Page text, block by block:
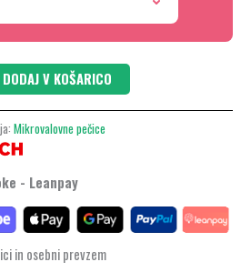
DODAJ V KOŠARICO
Mikrovalovne pečice
- Leanpay
in osebni prevzem